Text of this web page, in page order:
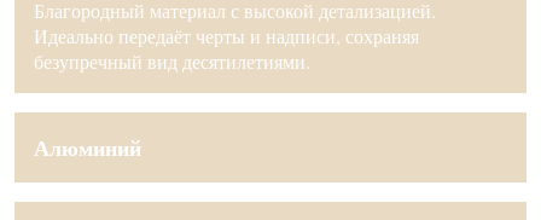
Благородный материал с высокой детализацией.
Идеально передаёт черты и надписи, сохраняя
безупречный вид десятилетиями.
Алюминий